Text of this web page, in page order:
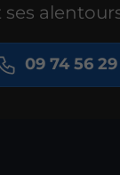
ses
09 74 56 29